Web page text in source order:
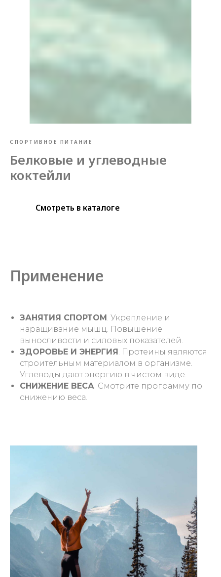
СПОРТИВНОЕ ПИТАНИЕ
Белковые и углеводные
коктейли
Смотреть в каталоге
Применение
ЗАНЯТИЯ СПОРТОМ . Укрепление и
наращивание мышц. Повышение
выносливости и силовых показателей.
ЗДОРОВЬЕ И ЭНЕРГИЯ . Протеины являются
строительным материалом в организме.
Углеводы дают энергию в чистом виде.
СНИЖЕНИЕ ВЕСА. Смотрите программу по
снижению веса.